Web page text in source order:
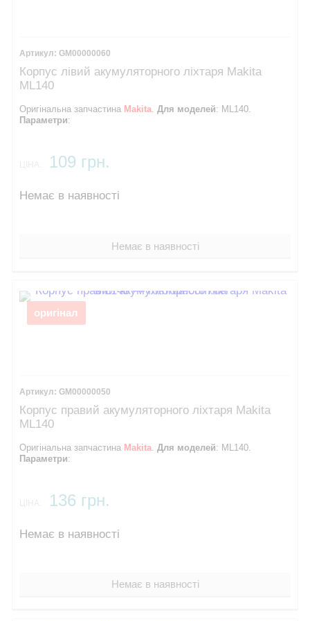
GM00000060
Корпус лівий акумуляторного ліхтаря Makita
ML140
Оригінальна запчастина Makita.Для моделей: ML140.
Параметри:
109 грн.
Немає в наявності
Немає в наявності
оригінал
GM00000050
Корпус правий акумуляторного ліхтаря Makita
ML140
Оригінальна запчастина Makita .Для моделей: ML140.
Параметри:
136 грн.
Немає в наявності
Немає в наявності